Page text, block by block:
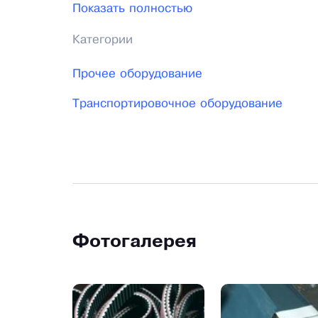
решении производственных задач. Мы
Показать полностью
Категории
Прочее оборудование
Транспортировочное оборудование
Фотогалерея